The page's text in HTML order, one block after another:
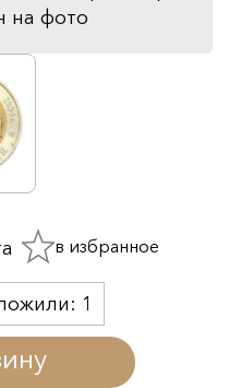
на фото
1
в избранное